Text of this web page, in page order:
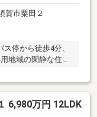
賀市粟田２
停から徒歩4分、
地域の閑静な住宅
755-7077MAIL：
6,980万円 12LDK